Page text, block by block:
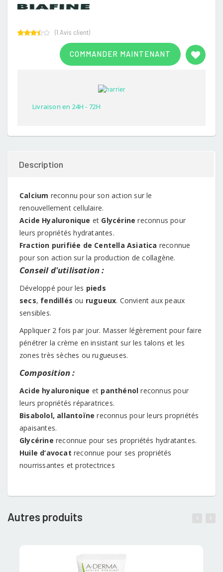
COMMANDER MAINTENANT
(1 Avis client)
Livraison en 24H - 72H
Description
Calcium reconnu pour son action sur le
renouvellement cellulaire.
Acide Hyaluronique et Glycérinereconnus pour
leurs propriétés hydratantes.
Fraction purifiée de Centella Asiatica reconnue
pour son action sur la production de collagène.
Conseil d'utilisation :
Développé pour les pieds
secs, fendillésou rugueux. Convient aux peaux
sensibles.
Appliquer 2 fois par jour. Masser légèrement pour faire
pénétrer la crème en insistant sur les talons et les
zones très sèches ou rugueuses.
Composition :
Acide hyaluronique et panthénol reconnus pour
leurs propriétés réparatrices.
Bisabolol, allantoïne reconnus pour leurs propriétés
apaisantes.
Glycérine reconnue pour ses propriétés hydratantes.
Huile d’avocat reconnue pour ses propriétés
nourrissantes et protectrices
Autres produits